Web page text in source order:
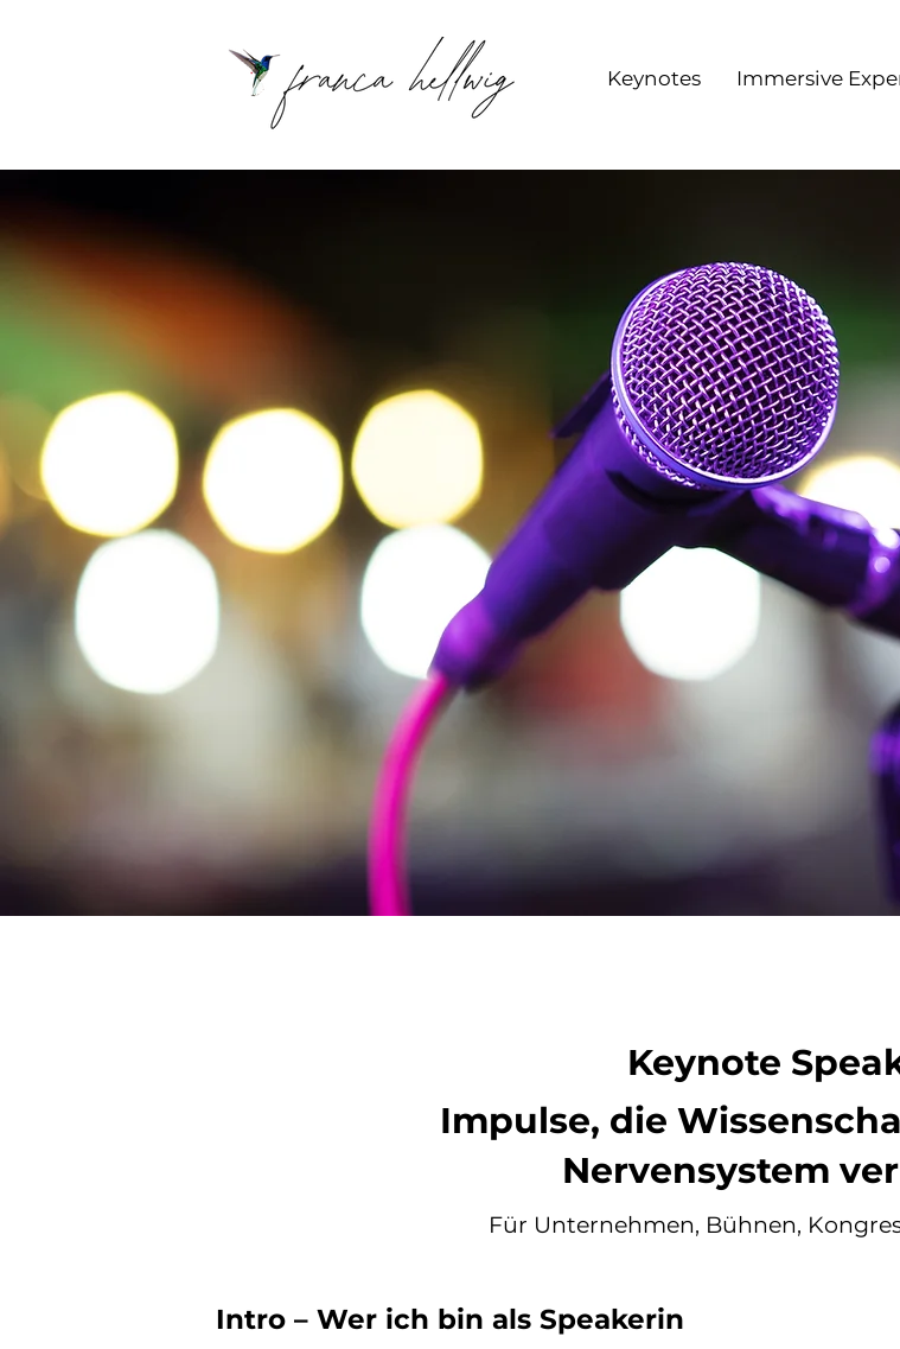
Keynotes Immersive
Keynote
Impulse, die
Nervensystem
Für Unternehmen, Bühnen,
Intro – Wer ich bin als Speakerin